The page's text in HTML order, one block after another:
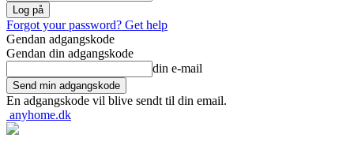
Forgot your password? Get help
Gendan adgangskode
Gendan din adgangskode
din e-mail
En adgangskode vil blive sendt til din email.
anyhome.dk